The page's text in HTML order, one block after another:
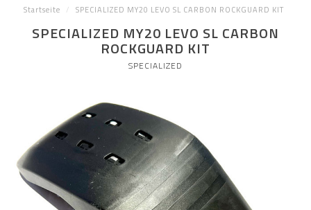
Startseite / SPECIALIZED MY20 LEVO SL CARBON ROCKGUARD KIT
SPECIALIZED MY20 LEVO SL CARBON
ROCKGUARD KIT
SPECIALIZED